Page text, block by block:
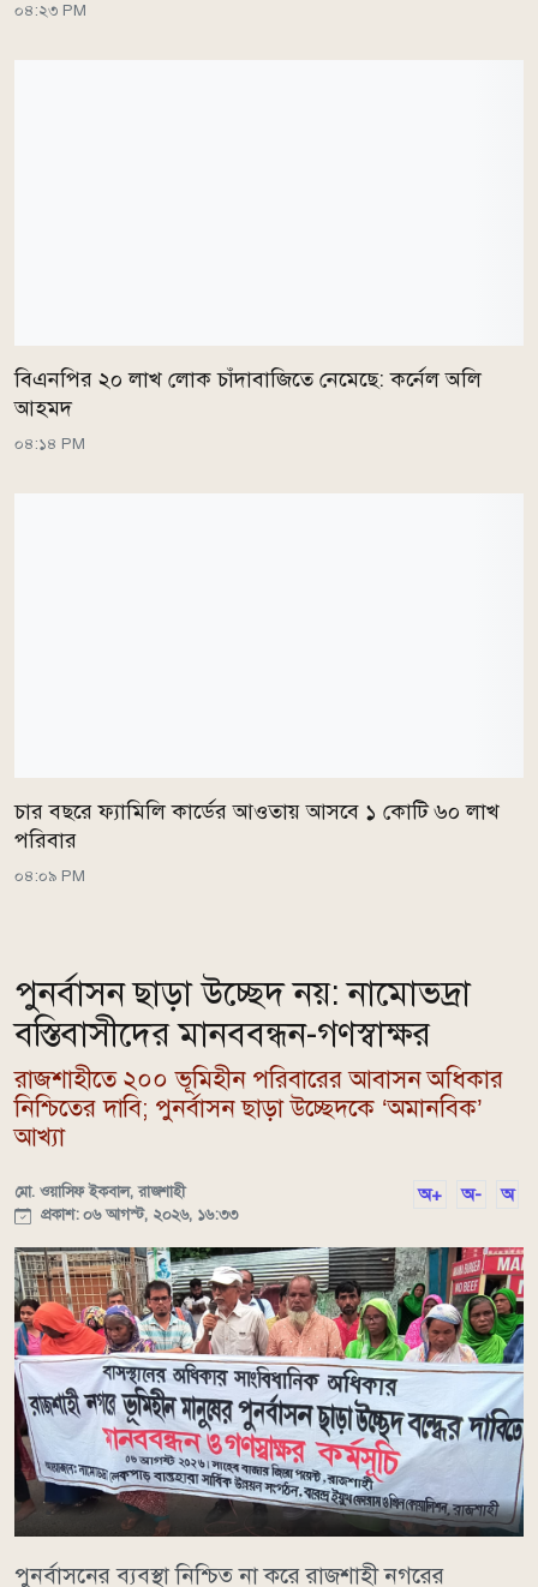
০৪:২৩ PM
বিএনপির ২০ লাখ লোক চাঁদাবাজিতে নেমেছে: কর্নেল অলি
আহমদ
০৪:১৪ PM
চার বছরে ফ্যামিলি কার্ডের আওতায় আসবে ১ কোটি ৬০ লাখ
পরিবার
০৪:০৯ PM
পুনর্বাসন ছাড়া উচ্ছেদ নয়: নামোভদ্রা
বস্তিবাসীদের মানববন্ধন-গণস্বাক্ষর
রাজশাহীতে ২০০ ভূমিহীন পরিবারের আবাসন অধিকার
নিশ্চিতের দাবি; পুনর্বাসন ছাড়া উচ্ছেদকে ‘অমানবিক’
আখ্যা
মো. ওয়াসিফ ইকবাল, রাজশাহী
প্রকাশ: ০৬ আগস্ট, ২০২৬, ১৬:৩৩
অ+ অ- অ
পুনর্বাসনের ব্যবস্থা নিশ্চিত না করে রাজশাহী নগরের